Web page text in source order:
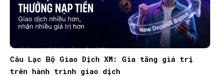
Câu Lạc Bộ Giao Dịch XM: Gia tăng giá trị
trên hành trình giao dịch